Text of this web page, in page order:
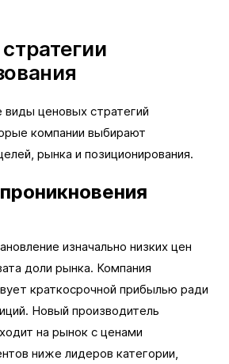
ценовых стратегий
компании выбирают
рынка и позиционирования.
изначально низких цен
доли рынка. Компания
краткосрочной прибылью ради
Новый производитель
на рынок с ценами
ниже лидеров категории,